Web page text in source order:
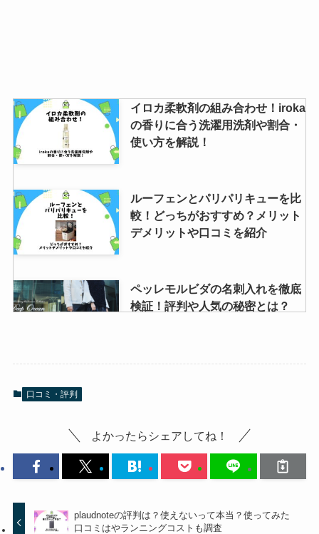
イロカ柔軟剤の組み合わせ！iroka
の香りに合う洗濯用洗剤や割合・
使い方を解説！
ルーフェンとパリパリキューを比
較！どっちがおすすめ？メリット
デメリットや口コミを紹介
ペッレモルビダの名刺入れを徹底
検証！評判や人気の秘密とは？
ジャパネットのエアウィーヴが半
口コミ・評判
よかったらシェアしてね！
plaudnoteの評判は？使えないって本当？使ってみた
口コミはやランニングコストも調査